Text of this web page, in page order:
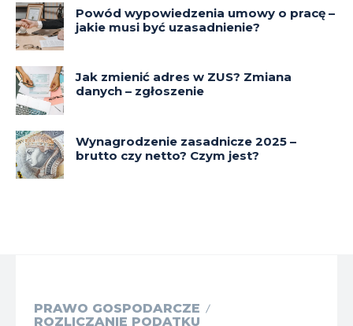
Powód wypowiedzenia umowy o pracę –
jakie musi być uzasadnienie?
Jak zmienić adres w ZUS? Zmiana
danych – zgłoszenie
Wynagrodzenie zasadnicze 2025 –
brutto czy netto? Czym jest?